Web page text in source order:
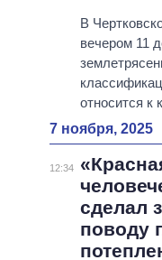
В
вечером 11
относится к
7 ноября, 2025
12:34
сделал
поводу